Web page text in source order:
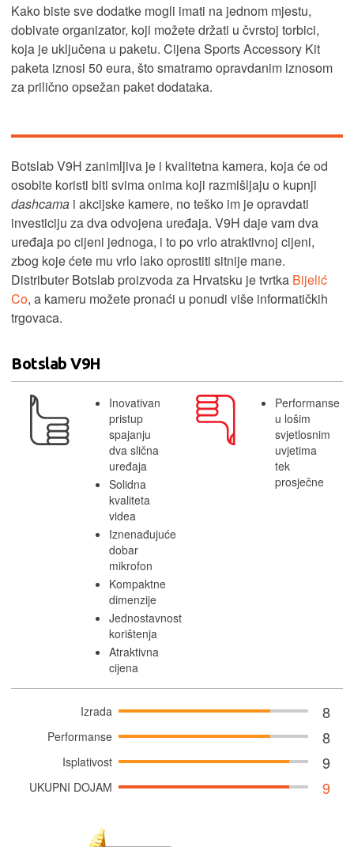
Kako biste sve dodatke mogli imati na jednom mjestu,
dobivate organizator, koji možete držati u čvrstoj torbici,
koja je uključena u paketu. Cijena Sports Accessory Kit
paketa iznosi 50 eura, što smatramo opravdanim iznosom
za prilično opsežan paket dodataka.
Botslab V9H zanimljiva je i kvalitetna kamera, koja će od
osobite koristi biti svima onima koji razmišljaju o kupnji
dashcama i akcijske kamere, no teško im je opravdati
investiciju za dva odvojena uređaja. V9H daje vam dva
uređaja po cijeni jednoga, i to po vrlo atraktivnoj cijeni,
zbog koje ćete mu vrlo lako oprostiti sitnije mane.
Distributer Botslab proizvoda za Hrvatsku je tvrtka Bijelić
Co, a kameru možete pronaći u ponudi više informatičkih
trgovaca.
Botslab V9H
Inovativan
pristup
spajanju
dva slična
uređaja
Solidna
kvaliteta
videa
Iznenađujuće
dobar
mikrofon
Kompaktne
dimenzije
Jednostavnost
korištenja
Atraktivna
cijena
Performanse
u lošim
svjetlosnim
uvjetima
tek
prosječne
Izrada 8
Performanse 8
Isplativost 9
UKUPNI DOJAM 9